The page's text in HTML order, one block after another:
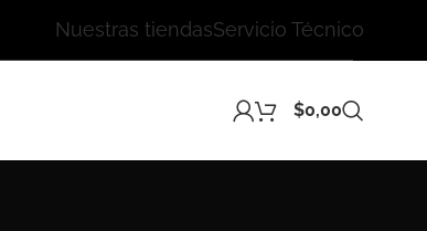
Nuestras tiendasServicio Técnico
$0,00